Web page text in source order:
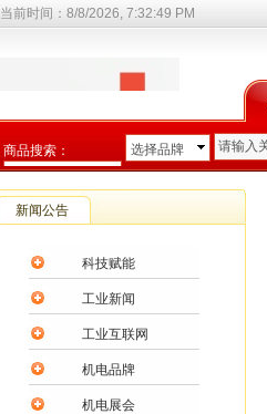
当前时间： 8/8/2026, 7:32:50 PM
商品搜索：
选择商品分类
选择品牌
新闻公告
科技赋能
工业新闻
工业互联网
机电品牌
机电展会